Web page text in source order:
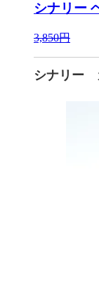
シナリー
3,850円
シナリー